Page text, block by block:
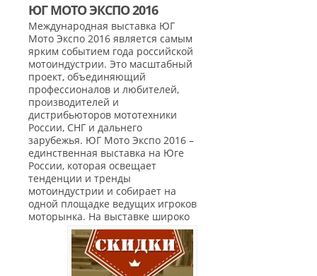
ЮГ МОТО ЭКСПО 2016
Международная выставка ЮГ
Мото Экспо 2016 является самым
ярким событием года российской
мотоиндустрии. Это масштабный
проект, объединяющий
профессионалов и любителей,
производителей и
дистрибьюторов мототехники
России, СНГ и дальнего
зарубежья. ЮГ Мото Экспо 2016 –
единственная выставка на Юге
России, которая освещает
тенденции и тренды
мотоиндустрии и собирает на
одной площадке ведущих игроков
моторынка. На выставке широко